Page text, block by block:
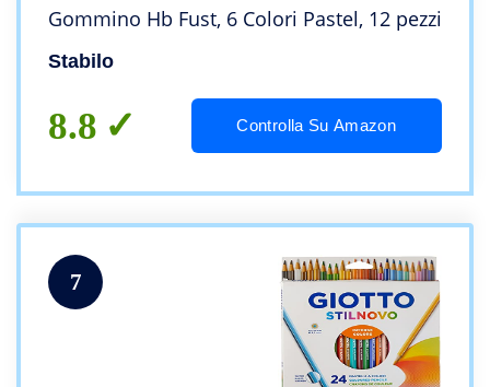
Gommino Hb Fust, 6 Colori Pastel, 12 pezzi
Stabilo
8.8 Controlla Su Amazon
7